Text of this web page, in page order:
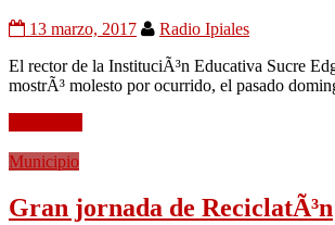
13 marzo, 2017
Radio Ipiales
El rector de la InstituciÃ³n Educativa Sucre
mostrÃ³ molesto por ocurrido, el pasado
Municipio
Gran jornada de ReciclatÃ³n